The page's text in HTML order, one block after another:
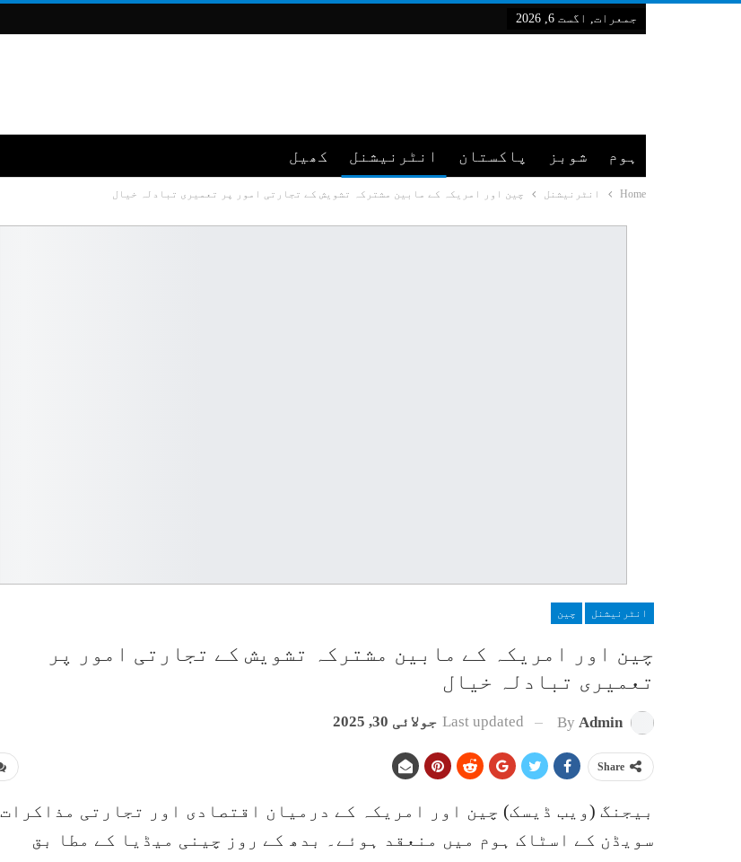
جمعرات, اگست 6, 2026
ہوم شوبز پاکستان انٹرنیشنل کھیل
Home انٹرنیشنل چین اور امریکہ کے مابین مشترکہ تشویش کے تجارتی امور پر تعمیری تبادلہ خیال
انٹرنیشنل چین
چین اور امریکہ کے مابین مشترکہ تشویش کے تجارتی امور پر
تعمیری تبادلہ خیال
By Admin
Last updated جولائی 30, 2025
Share
بیجنگ (ویب ڈیسک) چین اور امریکہ کے درمیان اقتصادی اور تجارتی مذاکرات
سویڈن کے اسٹاک ہوم میں منعقد ہوئے۔ بدھ کے روز چینی میڈیا کے مطا بق